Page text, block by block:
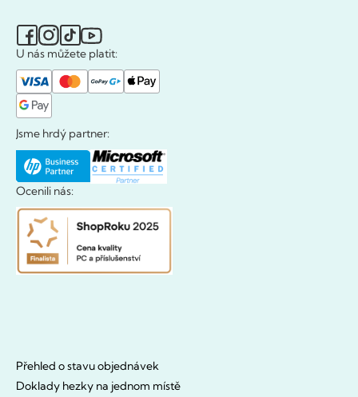
U nás můžete platit:
Jsme hrdý partner:
Ocenili nás:
Přehled o stavu objednávek
Doklady hezky na jednom místě